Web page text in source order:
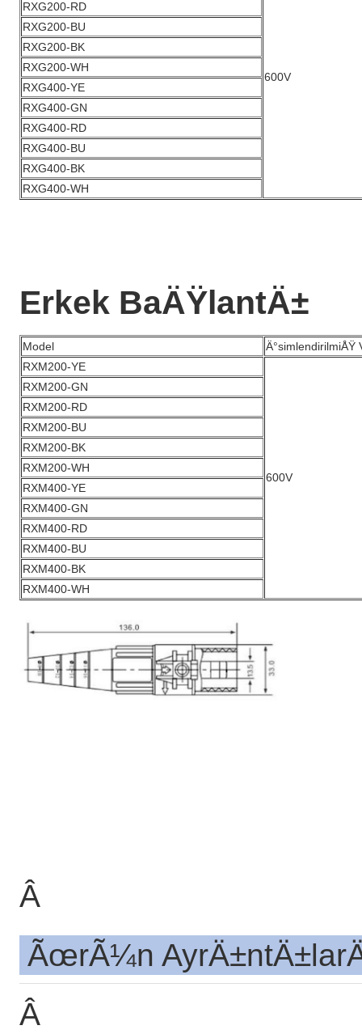
600V
RXG200-RD
RXG200-BU
RXG200-BK
RXG200-WH
RXG400-YE
RXG400-GN
RXG400-RD
RXG400-BU
RXG400-BK
RXG400-WH
Erkek BaÄŸlantÄ±
Model
Ä°simlendirilmiÅŸ
RXM200-YE
600V
RXM200-GN
RXM200-RD
RXM200-BU
RXM200-BK
RXM200-WH
RXM400-YE
RXM400-GN
RXM400-RD
RXM400-BU
RXM400-BK
RXM400-WH
Â
ÃœrÃ¼n
Â